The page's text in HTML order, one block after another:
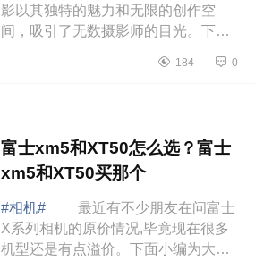
影以其独特的魅力和无限的创作空
间，吸引了无数摄影师的目光。下面
士xm5和x100vi哪款好用 富士
184 0
富士xm5和XT50怎么选？富士
xm5和XT50买那个
#相机#
最近有不少朋友在问富士
X系列相机的原价情况,毕竟现在很多
机型还是有点溢价。下面小编为大家